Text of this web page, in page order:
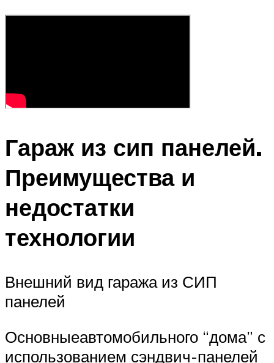
Гараж из сип панелей.
Преимущества и
недостатки
технологии
Внешний вид гаража из СИП
панелей
Основныеавтомобильного “дома” с
использованием сэндвич-панелей